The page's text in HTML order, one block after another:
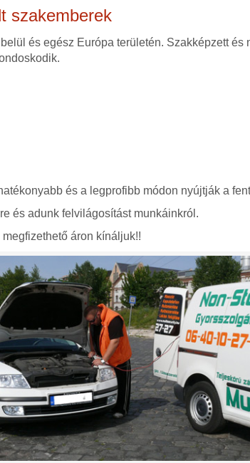
szakemberek
és egész Európa területén. Szakképzett
és a legprofibb módon nyújtják a
és adunk felvilágosítást munkáinkról.
áron kínáljuk!!